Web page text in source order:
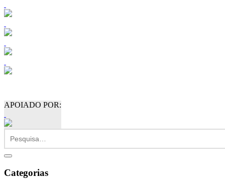
APOIADO POR:
Categorias